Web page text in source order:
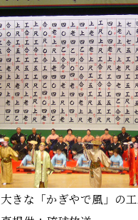
きな「かぎやで風」の